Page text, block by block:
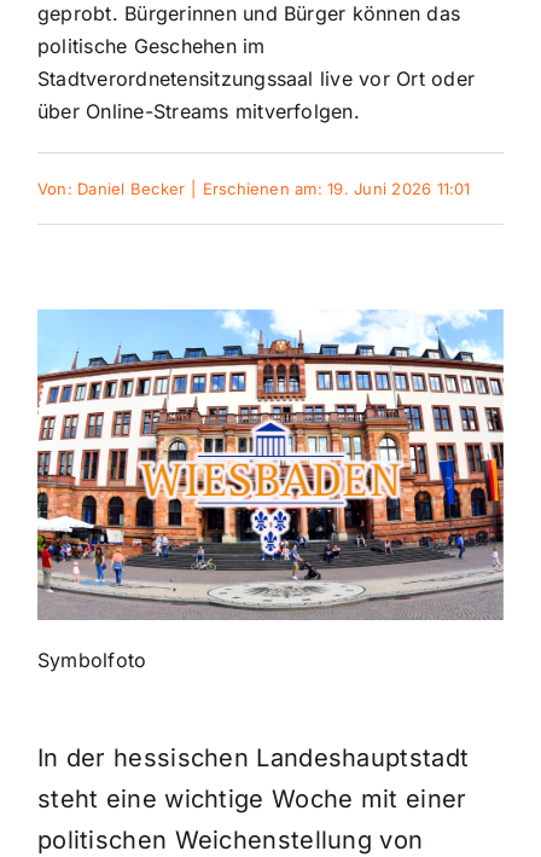
geprobt. Bürgerinnen und Bürger können das
politische Geschehen im
Stadtverordnetensitzungssaal live vor Ort oder
über Online-Streams mitverfolgen.
Von: Daniel Becker Erschienen am: 19. Juni 2026 11:01
Symbolfoto
In der hessischen Landeshauptstadt
steht eine wichtige Woche mit einer
politischen Weichenstellung von